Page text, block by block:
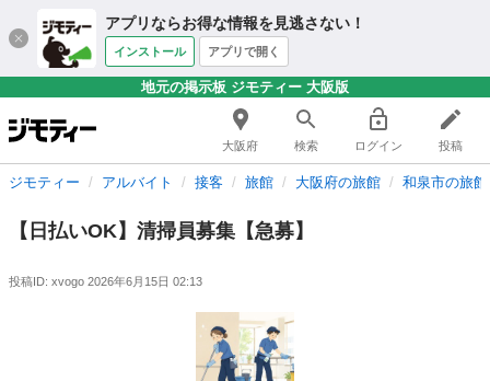
アプリならお得な情報を見逃さない！
インストール アプリで開く
地元の掲示板 ジモティー 大阪版
大阪府 検索 ログイン 投稿
ジモティー アルバイト 接客 旅館 大阪府の旅館 和泉市の旅館
【日払いOK】清掃員募集【急募】
投稿ID: xvogo 2026年6月15日 02:13